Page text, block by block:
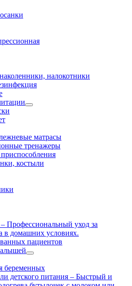
налокотники
матрасы
тренажеры
костыли
– Профессиональный уход за
в домашних условиях.
пациентов
беременных
детского питания – Быстрый и